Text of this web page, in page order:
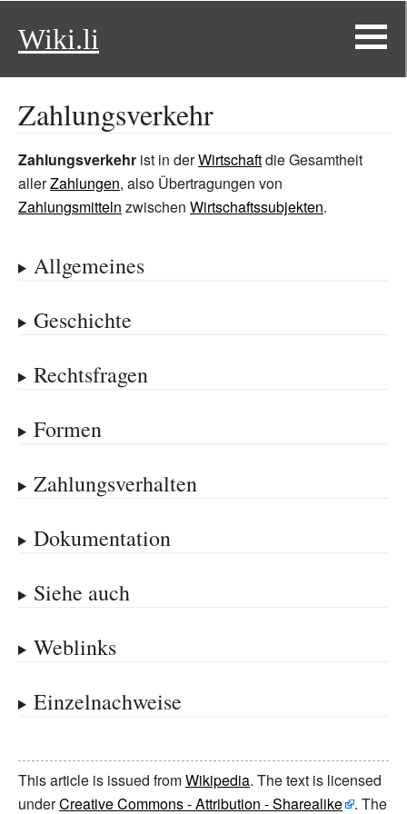
Wiki.li
Zahlungsverkehr
Zahlungsverkehr ist in derWirtschaftdie Gesamtheit
allerZahlungen, also Übertragungen von
Zahlungsmitteln zwischen Wirtschaftssubjekten.
Allgemeines
Geschichte
Rechtsfragen
Formen
Zahlungsverhalten
Dokumentation
Siehe auch
Weblinks
Einzelnachweise
This article is issued fromWikipedia. The text is licensed
underCreative Commons - Attribution - Sharealike . The